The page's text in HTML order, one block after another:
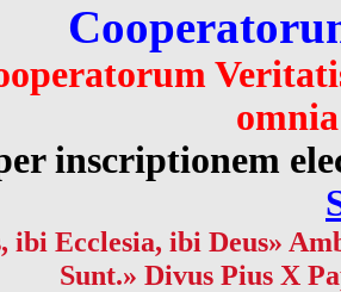
inscriptionem
ibi Ecclesia, ibi Deus»
Sunt.» Divus Pius X